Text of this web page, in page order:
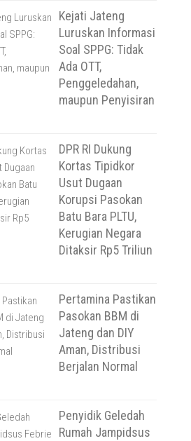
Kejati Jateng
Luruskan Informasi
Soal SPPG: Tidak
Ada OTT,
Penggeledahan,
maupun Penyisiran
DPR RI Dukung
Kortas Tipidkor
Usut Dugaan
Korupsi Pasokan
Batu Bara PLTU,
Kerugian Negara
Ditaksir Rp5 Triliun
Pertamina Pastikan
Pasokan BBM di
Jateng dan DIY
Aman, Distribusi
Berjalan Normal
Penyidik Geledah
Rumah Jampidsus